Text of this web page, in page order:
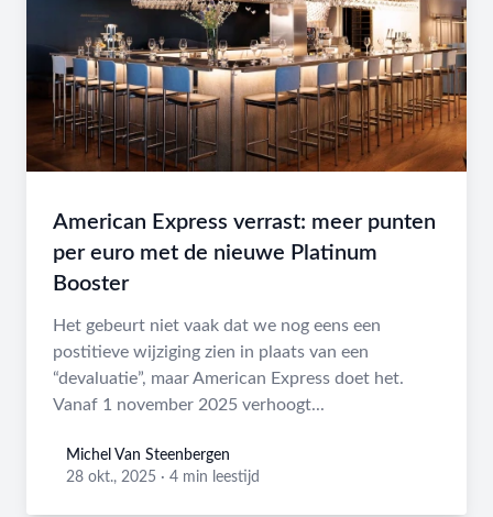
American Express verrast: meer punten
per euro met de nieuwe Platinum
Booster
Het gebeurt niet vaak dat we nog eens een
postitieve wijziging zien in plaats van een
“devaluatie”, maar American Express doet het.
Vanaf 1 november 2025 verhoogt...
Michel Van Steenbergen
Michel Van Steenbergen
28 okt., 2025 · 4 min leestijd